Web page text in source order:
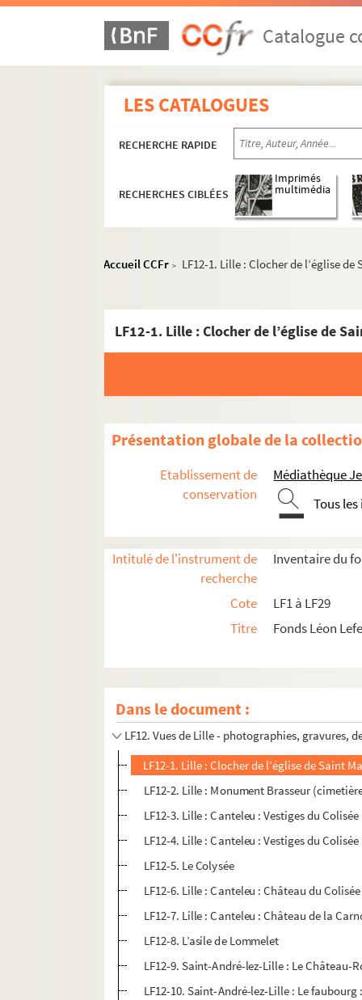
Catalogue
LES CATALOGUES
RECHERCHE RAPIDE
RECHERCHES CIBLÉES
Imprimés
multimédia
Accueil CCFr > LF12-1. Lille : Clocher de l’église
Présentation globale de la
Etablissement de
conservation
Médiathèque
Tous
Intitulé de l'instrument de
recherche
Inventaire du
Cote
LF1 à LF29
Titre
Fonds Léon
Dans le document :
LF1. Histoire du Nord de Lille
LFK-1. Théâtre de Lille, mémoires,
LF5. Biographie lilloise - Portraits,
LF6. Biographie lilloise
LF7. Gouverneurs de Lille 1, XIVe et XVe
LF8. Gouverneurs de Lille 2, XVIe et XVIIe
LF10. Musée de Lille - Photographies de
LF11. Vues de Lille – Cartes postales
LF12. Vues de Lille - photographies, gravures,
LF12-1. Lille : Clocher de l’église de Saint
LF12-2. Lille : Monument Brasseur
LF12-3. Lille : Canteleu : Vestiges du
LF12-4. Lille : Canteleu : Vestiges du
LF12-5. Le Colysée
LF12-6. Lille : Canteleu : Château du
LF12-7. Lille : Canteleu : Château de la
LF12-8. L’asile de Lommelet
LF12-9. Saint-André-lez-Lille : Le Château-
LF12-10. Saint-André-lez-Lille : Le